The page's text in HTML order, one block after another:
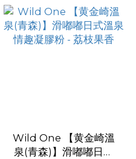
Wild One 【黄金崎溫
泉(青森)】滑嘟嘟日式